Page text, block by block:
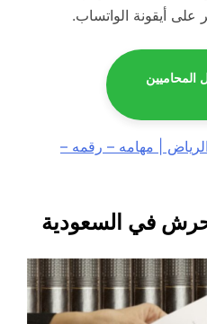
على أيقونة الواتساب.
المحاميين
| مهامه – رقمه –
في السعودية